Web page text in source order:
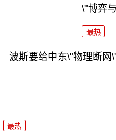
\"博弈
最热
波斯要给中东\"物理断网
最热